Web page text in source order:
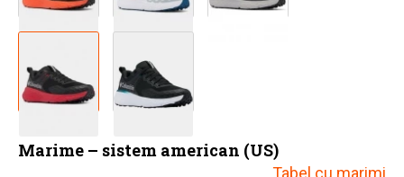
Marime – sistem american (US)
Tabel cu marimi